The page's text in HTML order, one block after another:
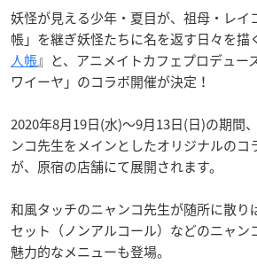
妖怪が見える少年・夏目が、祖母・レイ
帳」を継ぎ妖怪たちに名を返す日々を描
人帳』と、アニメイトカフェプロデュー
ワイーヤ」のコラボ開催が決定！
2020年8月19日(水)〜9月13日(日)の期間
ンコ先生をメインとしたオリジナルのコ
が、原宿の店舗にて展開されます。
和風タッチのニャンコ先生が随所に散り
セット（ノンアルコール）などのニャン
魅力的なメニューも登場。